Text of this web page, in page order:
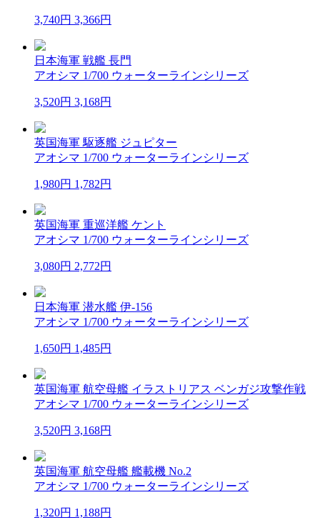
3,740円 3,366円
日本海軍 戦艦 長門
アオシマ 1/700 ウォーターラインシリーズ
3,520円 3,168円
英国海軍 駆逐艦 ジュピター
アオシマ 1/700 ウォーターラインシリーズ
1,980円 1,782円
英国海軍 重巡洋艦 ケント
アオシマ 1/700 ウォーターラインシリーズ
3,080円 2,772円
日本海軍 潜水艦 伊-156
アオシマ 1/700 ウォーターラインシリーズ
1,650円 1,485円
英国海軍 航空母艦 イラストリアス ベンガジ攻撃作戦
アオシマ 1/700 ウォーターラインシリーズ
3,520円 3,168円
英国海軍 航空母艦 艦載機 No.2
アオシマ 1/700 ウォーターラインシリーズ
1,320円 1,188円